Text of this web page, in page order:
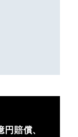
賠償、